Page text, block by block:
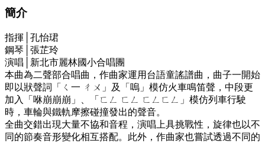
簡介
指揮│孔怡珺
鋼琴│張芷玲
演唱│新北市麗林國小合唱團
本曲為二聲部合唱曲，作曲家運用台語童謠譜曲，曲子一開始
即以狀聲詞「ㄑ一 ㄔㄨ」及「嗚」模仿火車鳴笛聲，中段更
加入「咻崩崩崩」、「ㄈㄥ ㄈㄥ ㄈㄥㄈㄥ」模仿列車行駛
時，車輪與鐵軌摩擦碰撞發出的聲音。
全曲交錯出現大量不協和音程，演唱上具挑戰性，旋律也以不
同的節奏音形變化相互搭配。此外，作曲家也嘗試透過不同的